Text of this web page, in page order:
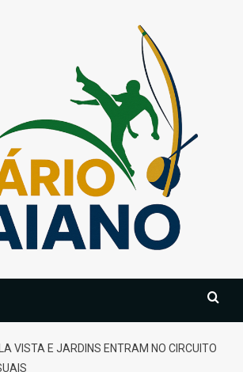
VISTA E JARDINS ENTRAM NO CIRCUITO